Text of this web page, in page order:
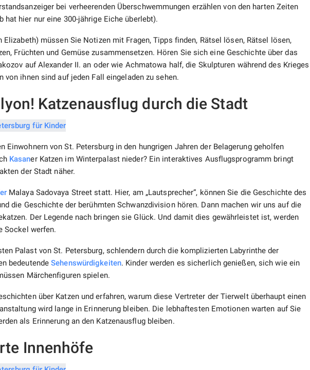
bei verheerenden Überschwemmungen erzählen von den harten Zeiten
hat hier nur eine 300-jährige Eiche überlebt).
Elizabeth) müssen Sie Notizen mit Fragen, Tipps finden, Rätsel lösen, Rätsel lösen,
Früchten und Gemüse zusammensetzen. Hören Sie sich eine Geschichte über das
auf Alexander II. an oder wie Achmatowa half, die Skulpturen während des Krieges
von ihnen sind auf jeden Fall eingeladen zu sehen.
Katzenausflug durch die Stadt
Einwohnern von St. Petersburg in den hungrigen Jahren der Belagerung geholfen
Kasaner Katzen im Winterpalast nieder? Ein interaktives Ausflugsprogramm bringt
der Stadt näher.
Malaya Sadovaya Street statt. Hier, am „Lautsprecher“, können Sie die Geschichte des
die Geschichte der berühmten Schwanzdivision hören. Dann machen wir uns auf die
Der Legende nach bringen sie Glück. Und damit dies gewährleistet ist, werden
Sockel werfen.
Palast von St. Petersburg, schlendern durch die komplizierten Labyrinthe der
bedeutendeSehenswürdigkeiten. Kinder werden es sicherlich genießen, sich wie ein
Märchenfiguren spielen.
über Katzen und erfahren, warum diese Vertreter der Tierwelt überhaupt einen
wird lange in Erinnerung bleiben. Die lebhaftesten Emotionen warten auf Sie
als Erinnerung an den Katzenausflug bleiben.
Innenhöfe